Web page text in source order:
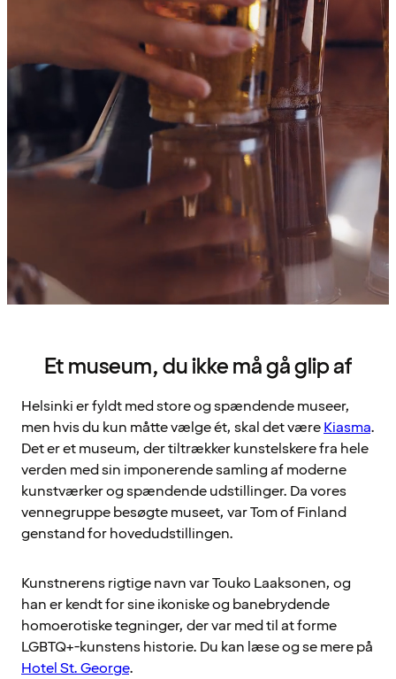
Et museum, du ikke må gå glip af
Helsinki er fyldt med store og spændende museer,
men hvis du kun måtte vælge ét, skal det væreKiasma.
Det er et museum, der tiltrækker kunstelskere fra hele
verden med sin imponerende samling af moderne
kunstværker og spændende udstillinger. Da vores
vennegruppe besøgte museet, var Tom of Finland
genstand for hovedudstillingen.
Kunstnerens rigtige navn var Touko Laaksonen, og
han er kendt for sine ikoniske og banebrydende
homoerotiske tegninger, der var med til at forme
LGBTQ+-kunstens historie. Du kan læse og se mere på
Hotel St. George.